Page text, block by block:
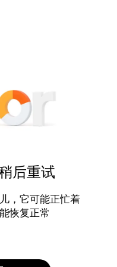
后重试
，它可能正忙着
恢复正常